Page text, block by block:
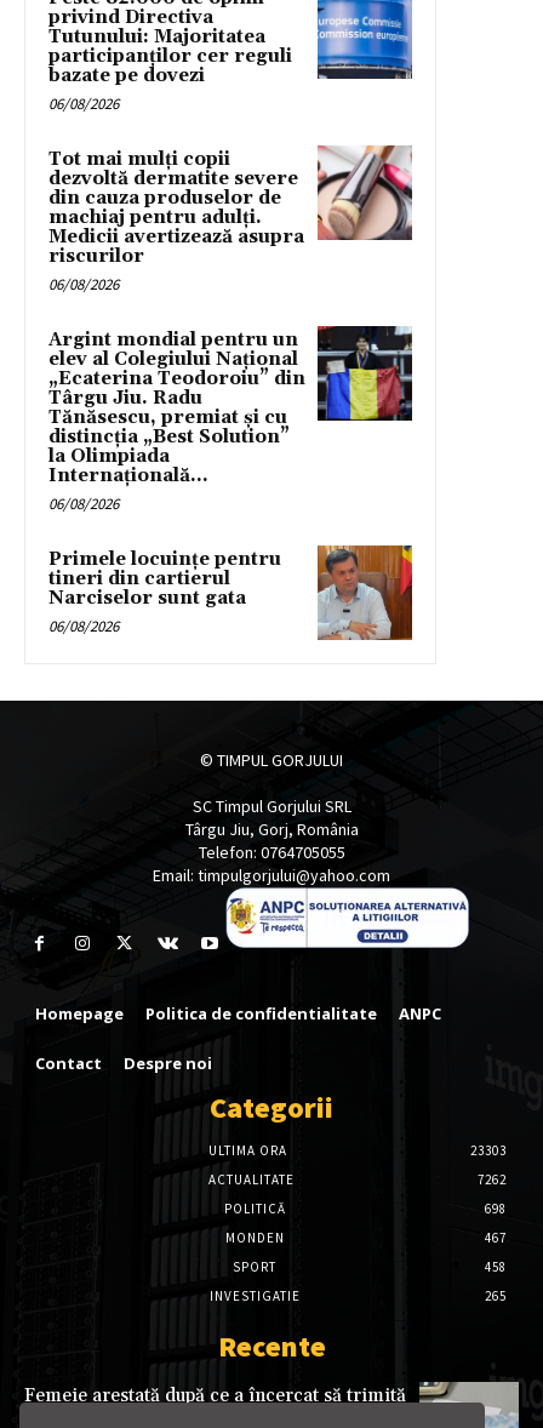
privind Directiva
Tutunului: Majoritatea
participanților cer reguli
bazate pe dovezi
06/08/2026
Tot mai mulți copii
dezvoltă dermatite severe
din cauza produselor de
machiaj pentru adulți.
Medicii avertizează asupra
riscurilor
06/08/2026
Argint mondial pentru un
elev al Colegiului Național
„Ecaterina Teodoroiu” din
Târgu Jiu. Radu
Tănăsescu, premiat și cu
distincția „Best Solution”
la Olimpiada
Internațională...
06/08/2026
Primele locuințe pentru
tineri din cartierul
Narciselor sunt gata
06/08/2026
© TIMPUL GORJULUI
SC Timpul Gorjului SRL
Târgu Jiu, Gorj, România
Telefon: 0764705055
Email: timpulgorjului@yahoo.com
Homepage Politica de confidentialitate ANPC
Contact Despre noi
Categorii
ULTIMA ORA
23303
ACTUALITATE
7262
POLITICĂ
698
MONDEN
467
SPORT
458
INVESTIGATIE
265
Recente
Femeie arestată după ce a încercat să trimită